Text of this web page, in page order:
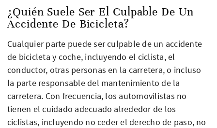
¿Quién Suele Ser El Culpable De Un
Accidente De Bicicleta?
Cualquier parte puede ser culpable de un accidente
de bicicleta y coche, incluyendo el ciclista, el
conductor, otras personas en la carretera, o incluso
la parte responsable del mantenimiento de la
carretera. Con frecuencia, los automovilistas no
tienen el cuidado adecuado alrededor de los
ciclistas, incluyendo no ceder el derecho de paso, no